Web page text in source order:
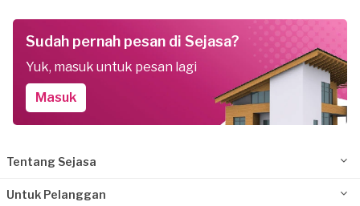
Sudah pernah pesan di Sejasa?
Yuk, masuk untuk pesan lagi
Masuk
Tentang Sejasa
Untuk Pelanggan